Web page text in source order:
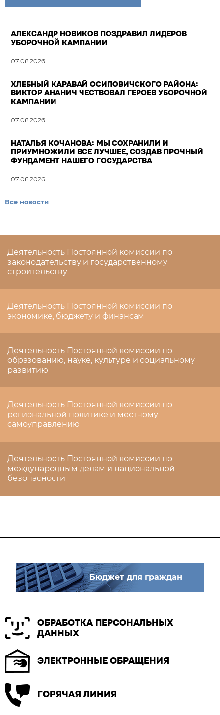
АЛЕКСАНДР НОВИКОВ ПОЗДРАВИЛ ЛИДЕРОВ
УБОРОЧНОЙ КАМПАНИИ
07.08.2026
ХЛЕБНЫЙ КАРАВАЙ ОСИПОВИЧСКОГО РАЙОНА:
ВИКТОР АНАНИЧ ЧЕСТВОВАЛ ГЕРОЕВ УБОРОЧНОЙ
КАМПАНИИ
07.08.2026
НАТАЛЬЯ КОЧАНОВА: МЫ СОХРАНИЛИ И
ПРИУМНОЖИЛИ ВСЕ ЛУЧШЕЕ, СОЗДАВ ПРОЧНЫЙ
ФУНДАМЕНТ НАШЕГО ГОСУДАРСТВА
07.08.2026
Все новости
Деятельность Постоянной комиссии по
законодательству и государственному
строительству
Деятельность Постоянной комиссии по
экономике, бюджету и финансам
Деятельность Постоянной комиссии по
образованию, науке, культуре и социальному
развитию
Деятельность Постоянной комиссии по
региональной политике и местному
самоуправлению
Деятельность Постоянной комиссии по
международным делам и национальной
безопасности
Бюджет для граждан
ОБРАБОТКА ПЕРСОНАЛЬНЫХ
ДАННЫХ
ЭЛЕКТРОННЫЕ ОБРАЩЕНИЯ
ГОРЯЧАЯ ЛИНИЯ